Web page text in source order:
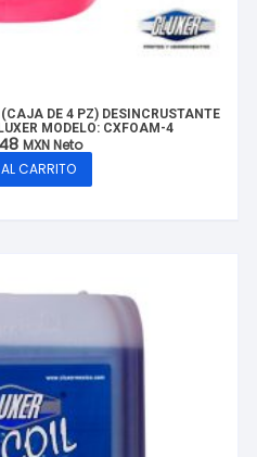
DE 4 PZ) DESINCRUSTANTE
MODELO: CXFOAM-4
MXN Neto
CARRITO